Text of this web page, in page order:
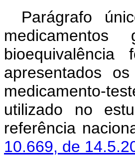
Parágrafo
apresentados
medicamento-
utilizado no
10.669, de